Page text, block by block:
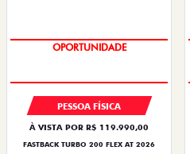
OPORTUNIDADE
PESSOA FÍSICA
À VISTA POR R$ 119.990,00
FASTBACK TURBO 200 FLEX AT 2026